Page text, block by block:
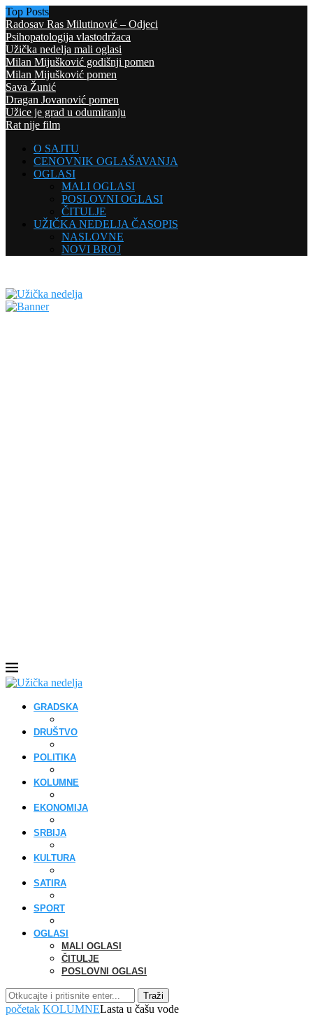
Top Posts
Radosav Ras Milutinović – Odjeci
Psihopatologija vlastodržaca
Užička nedelja mali oglasi
Milan Mijušković godišnji pomen
Milan Mijušković pomen
Sava Žunić
Dragan Jovanović pomen
Užice je grad u odumiranju
Rat nije film
O SAJTU
CENOVNIK OGLAŠAVANJA
OGLASI
MALI OGLASI
POSLOVNI OGLASI
ČITULJE
UŽIČKA NEDELJA ČASOPIS
NASLOVNE
NOVI BROJ
GRADSKA
DRUŠTVO
POLITIKA
KOLUMNE
EKONOMIJA
SRBIJA
KULTURA
SATIRA
SPORT
OGLASI
MALI OGLASI
ČITULJE
POSLOVNI OGLASI
Traži
početak KOLUMNELasta u čašu vode